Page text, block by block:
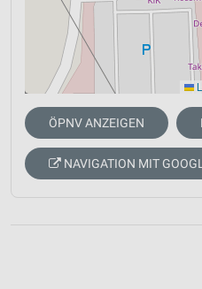
ÖPNV ANZEIGEN
NAVIGATION MIT